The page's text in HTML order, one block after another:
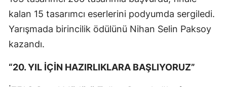
kalan 15 tasarımcı eserlerini podyumda sergiledi.
Yarışmada birincilik ödülünü Nihan Selin Paksoy
kazandı.
“20. YIL İÇİN HAZIRLIKLARA BAŞLIYORUZ”